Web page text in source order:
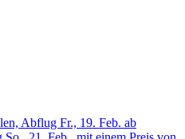
Abflug Fr., 19. Feb. ab